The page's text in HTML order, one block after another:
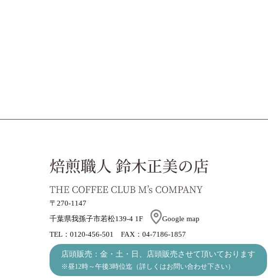
〒270-1147
千葉県我孫子市若松139-4 1F
Google map
TEL：0120-456-501 FAX：04-7186-1857
店頭販売：金・土・日、店頭販売させて頂いております
※昼12時～午後3時位迄（詳しくはお問い合わせ下さい）